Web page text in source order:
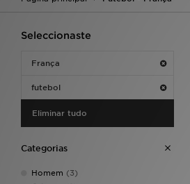
Seleccionaste
França
futebol
Eliminar tudo
Categorias
Homem (3)